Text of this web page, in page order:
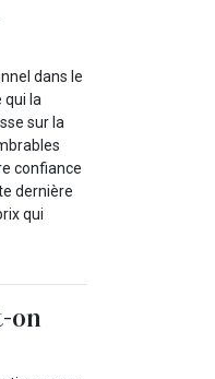
dans le
qui la
sur la
confiance
dernière
qui
on